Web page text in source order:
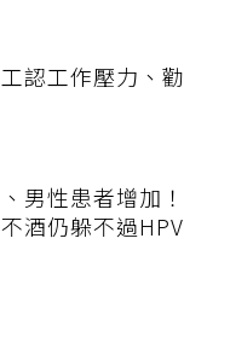
認工作壓力、勸
男性患者增加！
酒仍躲不過HPV